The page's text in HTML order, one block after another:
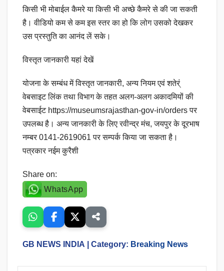
किसी भी मोबाईल कैमरे या किसी भी अच्छे कैमरे से की जा सकती
है। वीडियो कम से कम इस स्तर का हो कि लोग उसको देखकर
उस प्रस्तुति का आनंद लें सके।
विस्तृत जानकारी यहां देखें
योजना के सम्बंध में विस्तृत जानकारी, अन्य नियम एवं शतेर्ं
वेबसाइट लिंक तथा विभाग के तहत अलग-अलग अकादमियों की
वेबसाईट https://museumsrajasthan-gov-in/orders पर
उपलब्ध है। अन्य जानकारी के लिए रवीन्द्र मंच, जयपुर के दूरभाष
नम्बर 0141-2619061 पर सम्पर्क किया जा सकता है।
पत्रकार नईम कुरैशी
Share on:
WhatsApp
GB NEWS INDIA | Category: Breaking News